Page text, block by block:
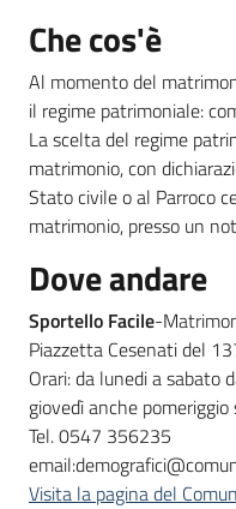
Informazioni
locali
Che cos'è
Al momento del
il regime patrimoniale:
La scelta del regime
matrimonio, con
Stato civile o al Parroco
matrimonio, presso un
Dove andare
Sportello Facile-
Piazzetta Cesenati del
Orari: da lunedi a sabato
giovedì anche
Tel. 0547 356235
Visita la pagina del